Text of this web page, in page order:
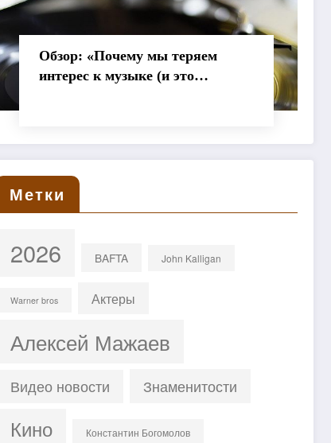
Обзор: «Почему мы теряем
интерес к музыке (и это
Метки
2026 BAFTA John Kalligan
Warner bros Актеры
Алексей Мажаев
Видео новости Знаменитости
Кино Константин Богомолов